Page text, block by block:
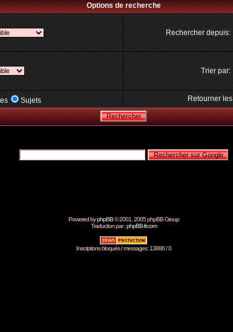
Options de recherche
Rechercher depuis:
Trier par:
Sujets Retourner les
Powered byphpBB© 2001, 2005 phpBB Group
Traduction par :phpBB-fr.com
Inscriptions bloqués / messages: 13886 / 0